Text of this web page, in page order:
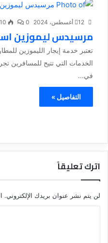
12 أغسطس، 2024 0
مرسيدس ليموزين
الخدمات التي تتيح للمسافرين
في...
التفاصيل »
اترك تعليقاً
لن يتم نشر عنوان بريدك الإلكتروني.